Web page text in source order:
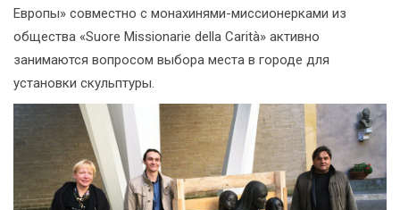
Европы» совместно с монахинями-миссионерками из
общества «Suore Missionarie della Carità» активно
занимаются вопросом выбора места в городе для
установки скульптуры.